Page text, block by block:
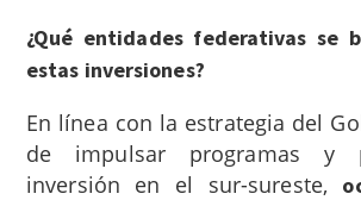
¿Qué entidades federativas se
estas inversiones?
En línea con la estrategia del
de impulsar programas y
inversión en el sur-sureste,